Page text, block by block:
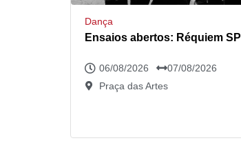
Dança
Ensaios abertos: Réquiem SP
06/08/2026
07/08/2026
Praça das Artes